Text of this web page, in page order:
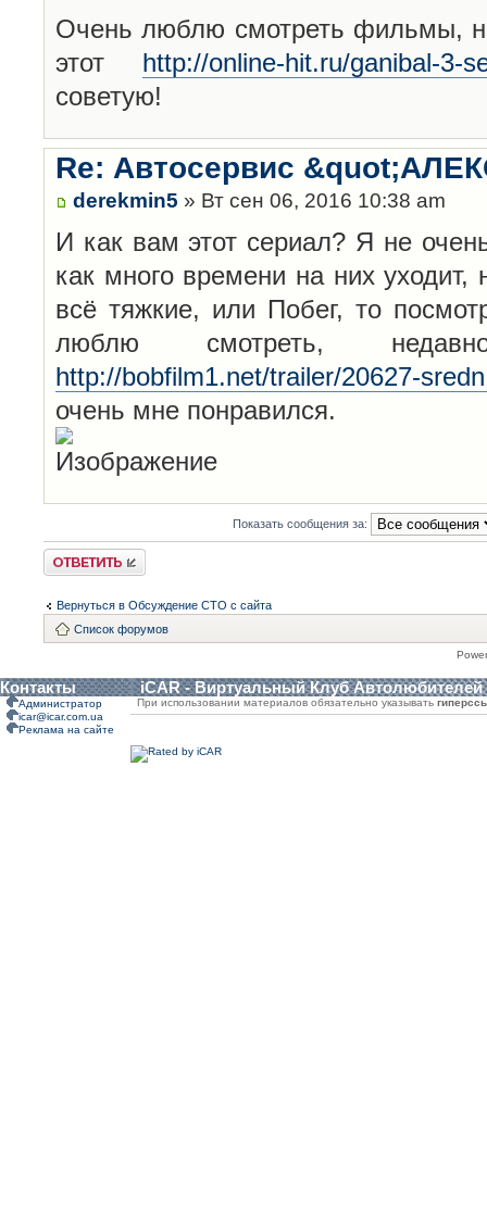
Очень люблю смотреть фильмы,
этот http://online-hit.ru/ganibal-3-
советую!
Re: Автосервис
derekmin5 » Вт сен 06, 2016 10:38 am
И как вам этот сериал? Я не
как много времени на них уходит,
всё тяжкие, или Побег, то
люблю смотреть,
http://bobfilm1.net/trailer/20627-
очень мне понравился.
Показать сообщения за:
Ответить
Вернуться в Обсуждение СТО с сайта
Список форумов
Контакты iCAR - Виртуальный Клуб Автолюбителей
Администратор
icar@icar.com.ua
Реклама на сайте
При использовании материалов обязательно указывать